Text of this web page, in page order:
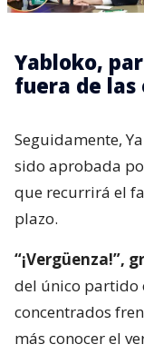
Yabloko,
fuera de las
Seguidamente,
sido aprobada
que recurrirá el
plazo.
“¡Vergüenza!”,
del único partido
concentrados
más conocer el